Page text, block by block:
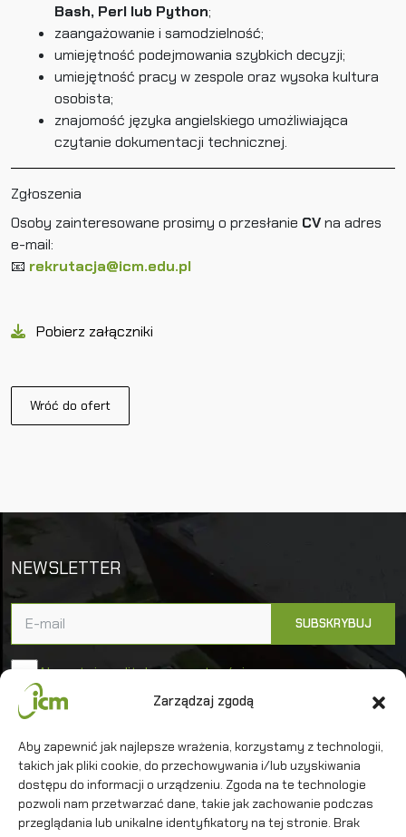
Zarządzaj zgodą
Aby zapewnić jak najlepsze wrażenia, korzystamy z technologii,
takich jak pliki cookie, do przechowywania i/lub uzyskiwania
dostępu do informacji o urządzeniu. Zgoda na te technologie
pozwoli nam przetwarzać dane, takie jak zachowanie podczas
przeglądania lub unikalne identyfikatory na tej stronie. Brak
Bash, Perl lub Python;
zaangażowanie i samodzielność;
umiejętność podejmowania szybkich decyzji;
umiejętność pracy w zespole oraz wysoka kultura
osobista;
znajomość języka angielskiego umożliwiająca
czytanie dokumentacji technicznej.
Zgłoszenia
Osoby zainteresowane prosimy o przesłanie CVna adres
e-mail:
📧 rekrutacja@icm.edu.pl
Pobierz załączniki
Wróć do ofert
NEWSLETTER
Akceptuję politykę prywatności
Uniwersytet Warszawski
Interdyscyplinarne Centrum Modelowania
Matematycznego i Komputerowego